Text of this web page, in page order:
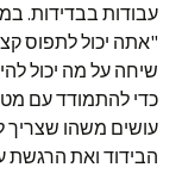
עבודות בבדידות.
"אתה יכול לתפוס
שיחה על מה יכול
כדי להתמודד עם
עושים משהו שצריך
הבידוד ואת הרגשת